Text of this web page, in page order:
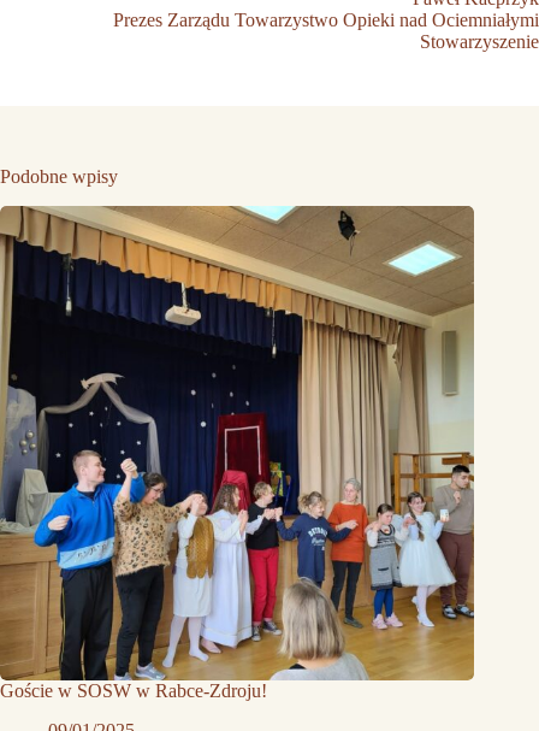
Prezes Zarządu Towarzystwo Opieki nad Ociemniałymi
Stowarzyszenie
Podobne wpisy
Goście w SOSW w Rabce-Zdroju!